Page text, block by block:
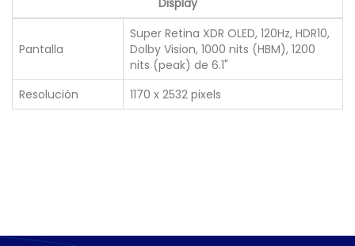
Pantalla
Super Retina XDR OLED, 120Hz, HDR10,
Dolby Vision, 1000 nits (HBM), 1200
nits (peak) de 6.1"
Resolución
1170 x 2532 pixels